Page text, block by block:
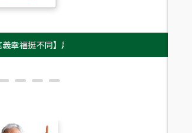
不同】用實力，讓升職免抽號碼牌！最新雇主品